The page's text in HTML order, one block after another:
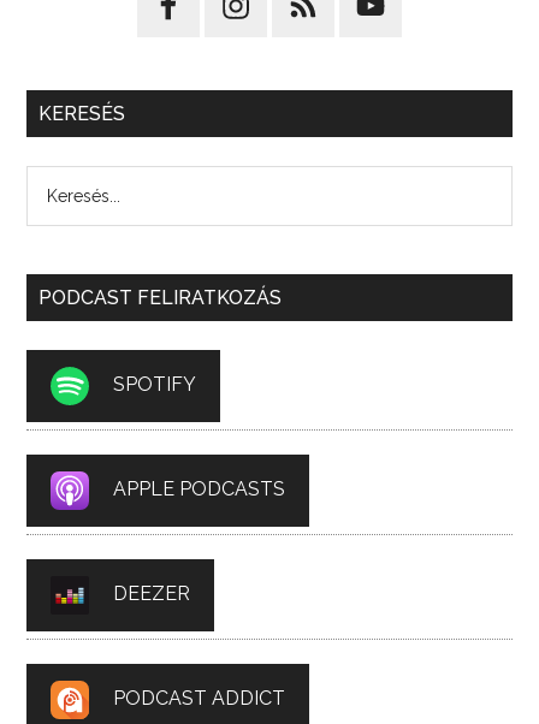
KERESÉS
PODCAST FELIRATKOZÁS
SPOTIFY
APPLE PODCASTS
DEEZER
PODCAST ADDICT